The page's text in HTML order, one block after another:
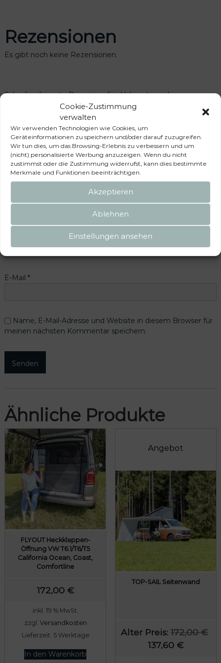
Cookie-Zustimmung
verwalten
Wir verwenden Technologien wie Cookies, um
Geräteinformationen zu speichern und/oder darauf zuzugreifen.
Wir tun dies, um das Browsing-Erlebnis zu verbessern und um
(nicht) personalisierte Werbung anzuzeigen. Wenn du nicht
zustimmst oder die Zustimmung widerrufst, kann dies bestimmte
Merkmale und Funktionen beeinträchtigen.
Akzeptieren
Ablehnen
Einstellungen ansehen
Rezensionen
Es gibt noch keine Rezensionen.
Schreibe die erste Rezension für „Veloursteppich
Titanschwarz 3 Bodenschienen Fahrgastraum, VW T6/T5
California Ocean/Coast/Comfortline“
Deine E-Mail-Adresse wird nicht veröffentlicht.
Felder sind mit*markiert
Deine Bewertung *
Deine Rezension*
E-Mail *
Name, E-Mail-Adresse und Website in diesem Browser für
meinen nächsten Kommentar speichern.
Ähnliche Produkte
FLYOUT Heckklappen-
Öffnung VW T6.1/T6/T5
California Ocean, Coast,
Comfortline
172,00 €
inkl. 19 % MwSt.
zzgl. Versandkosten
Lieferzeit: 5 Werktage
In den Warenkorb
TOP-SAIL Seitenwand
Alter Preis: 172,00€
U
137,60 €A